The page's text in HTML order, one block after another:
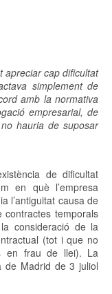
apreciar cap dificultat
simplement de
amb la normativa
empresarial, de
hauria de suposar
de dificultat
en què l’empresa
l’antiguitat causa de
contractes temporals
consideració de la
(tot i que no
en frau de llei). La
de Madrid de 3 juliol